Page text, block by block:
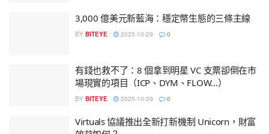
3,000 億美元新藍海：穩定幣生態的三條主線
BY BITEYE 2025-10-29 0
有錢也救不了：8 個拿到明星 VC 支票卻倒在市
場現實的項目（ICP、DYM、FLOW…）
BY BITEYE 2025-10-29 0
Virtuals 協議推出全新打新機制 Unicorn，財富